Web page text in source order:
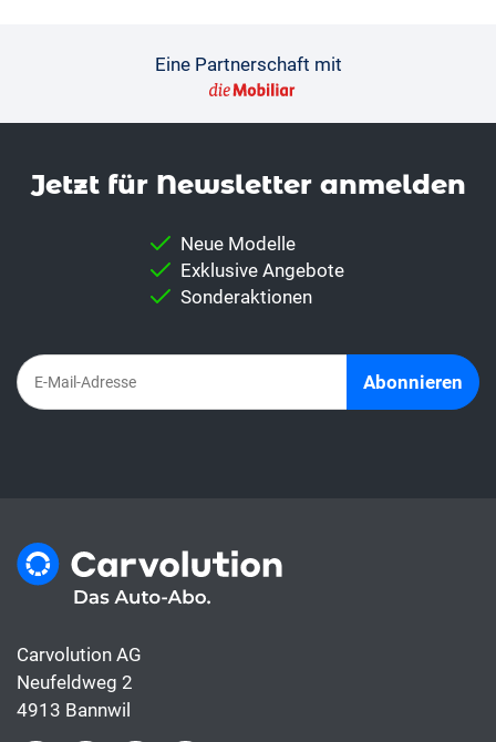
Eine Partnerschaft mit
Jetzt für News­letter anmelden
Neue Modelle
Exklusive Angebote
Sonderaktionen
Abonnieren
Carvolution AG
Neufeldweg 2
4913 Bannwil